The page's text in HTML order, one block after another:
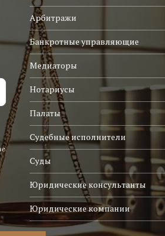
Арбитражи
Банкротные управляющие
Медиаторы
Нотариусы
Палаты
Судебные исполнители
Суды
Юридические консультанты
Юридические компании